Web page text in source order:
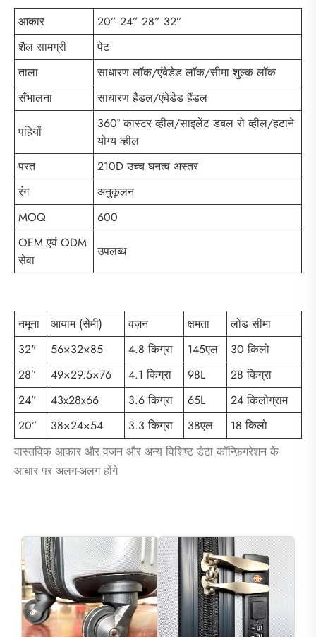
आकार
20” 24” 28” 32”
शैल सामग्री
पेट
ताला
साधारण लॉक/एंबेडेड लॉक/सीमा शुल्क लॉक
सँभालना
साधारण हैंडल/एंबेडेड हैंडल
पहियों
360° कास्टर व्हील/साइलेंट डबल रो व्हील/हटाने
योग्य व्हील
परत
210D उच्च घनत्व अस्तर
रंग
अनुकूलन
MOQ
600
OEM एवं ODM
सेवा
उपलब्ध
नमूना आयाम (सेमी) वज़न क्षमता
लोड सीमा
32"
56×32×85 4.8 किग्रा 145एल
30 किलो
28”
49×29.5×76 4.1 किग्रा 98L
28 किग्रा
24”
43x28x66 3.6 किग्रा 65L
24 किलोग्राम
20”
38×24×54 3.3 किग्रा 38एल
18 किलो
वास्तविक आकार और वजन और अन्य विशिष्ट डेटा कॉन्फ़िगरेशन के
आधार पर अलग-अलग होंगे